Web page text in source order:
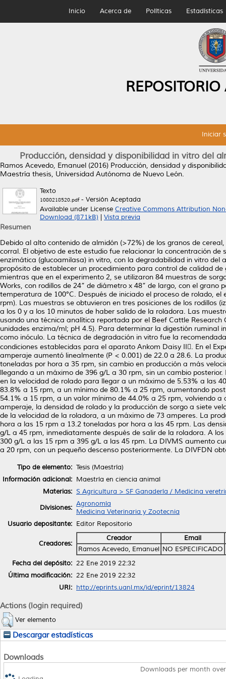
Inicio Acerca de Políticas Estadísticas
Iniciar
Producción, densidad y disponibilidad in vitro del
Ramos Acevedo, Emanuel (2016) Producción, densidad y
Maestría thesis, Universidad Autónoma de Nuevo León.
Texto
1080218520.pdf- Versión Aceptada
Available under License Creative Commons Attribution
Download (871kB)
Vista previa
Resumen
Debido al alto contenido de almidón (>72%) de los granos de
corral. El objetivo de este estudio fue relacionar la concentración
enzimática (glucoamilasa) in vitro, con la degradabilidad in vitro
propósito de establecer un procedimiento para control de calidad
mientras que en el experimento 2, se utilizaron 84 muestras de
Works, con rodillos de 24” de diámetro x 48” de largo, con el
temperatura de 100°C. Después de iniciado el proceso de rolado,
rpm). Las muestras se obtuvieron en tres posiciones de los rodillos
a los 0 y a los 10 minutos de haber salido de la roladora. Las
usando una técnica analítica reportada por el Beef Cattle
unidades enzima/ml; pH 4.5). Para determinar la digestión ruminal
como inóculo. La técnica de degradación in vitro fue la
condiciones establecidas para el aparato Ankom Daisy II. En el
amperaje aumentó linealmente (P < 0.001) de 22.0 a 28.6. La
toneladas por hora a 35 rpm, sin cambio en producción a más
llegando a un máximo de 396 g/L a 30 rpm, sin un cambio
en la velocidad de rolado para llegar a un máximo de 5.53% a las
83.8% a 15 rpm, a un mínimo de 80.1% a 25 rpm, aumentando
54.1% a 15 rpm, a un valor mínimo de 44.0% a 25 rpm, volviendo
amperaje, la densidad de rolado y la producción de sorgo a siete
de la velocidad de la roladora, a un máximo de 73 amperes. La
hora a las 15 rpm a 13.2 toneladas por hora a las 45 rpm. Las
g/L a 45 rpm, inmediatamente después de salir de la roladora. A
300 g/L a las 15 rpm a 395 g/L a las 45 rpm. La DIVMS aumento
a 20 rpm, con un pequeño descenso posteriormente. La DIVFDN
Tipo de elemento: Tesis (Maestría)
Información adicional: Maestría en ciencia animal
Materias: S Agricultura > SF Ganadería / Medicina
Divisiones: Agronomía
Medicina Veterinaria y Zootecnia
Usuario depositante: Editor Repositorio
Creadores:
Creador
Email
Ramos Acevedo, Emanuel NO ESPECIFICADO
Fecha del depósito: 22 Ene 2019 22:32
Última modificación: 22 Ene 2019 22:32
URI: http://eprints.uanl.mx/id/eprint/13824
Actions (login required)
Ver elemento
Descargar estadísticas
Downloads
Downloads per month